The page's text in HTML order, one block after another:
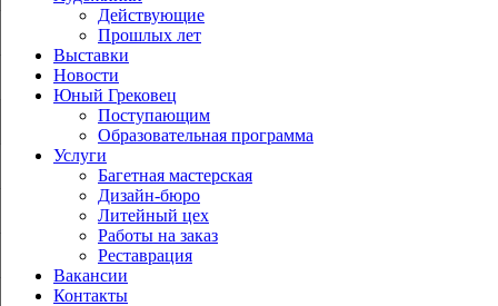
Действующие
Прошлых лет
Выставки
Новости
Юный Грековец
Поступающим
Образовательная программа
Услуги
Багетная мастерская
Дизайн-бюро
Литейный цех
Работы на заказ
Реставрация
Вакансии
Контакты